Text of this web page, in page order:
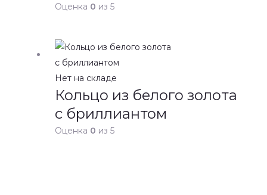
Оценка 0 из 5
Нет на складе
Кольцо из белого золота
с бриллиантом
Оценка 0 из 5